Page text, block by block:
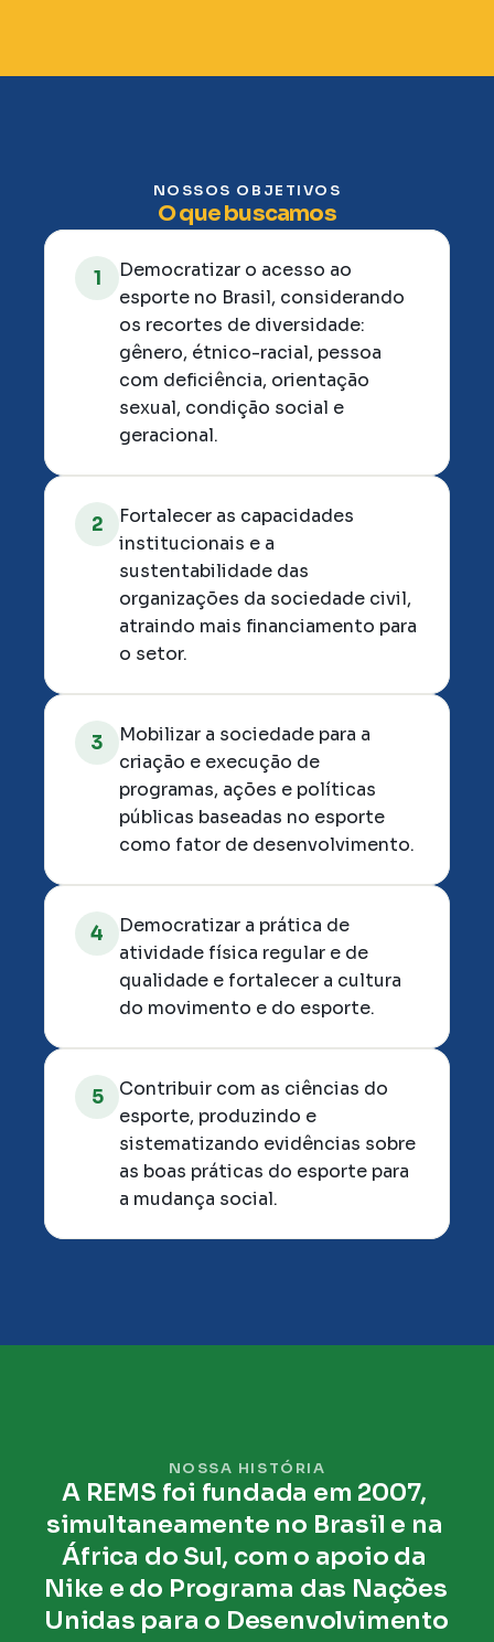
NOSSOS OBJETIVOS
O que buscamos
1
Democratizar o acesso ao
esporte no Brasil, considerando
os recortes de diversidade:
gênero, étnico-racial, pessoa
com deficiência, orientação
sexual, condição social e
geracional.
2
Fortalecer as capacidades
institucionais e a
sustentabilidade das
organizações da sociedade civil,
atraindo mais financiamento para
o setor.
3
Mobilizar a sociedade para a
criação e execução de
programas, ações e políticas
públicas baseadas no esporte
como fator de desenvolvimento.
4
Democratizar a prática de
atividade física regular e de
qualidade e fortalecer a cultura
do movimento e do esporte.
5
Contribuir com as ciências do
esporte, produzindo e
sistematizando evidências sobre
as boas práticas do esporte para
a mudança social.
NOSSA HISTÓRIA
A REMS foi fundada em 2007,
simultaneamente no Brasil e na
África do Sul, com o apoio da
Nike e do Programa das Nações
Unidas para o Desenvolvimento